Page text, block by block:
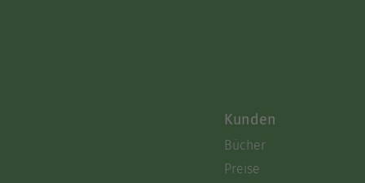
Kunden
Bücher
Preise